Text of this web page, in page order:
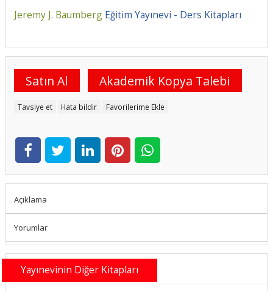
Jeremy J. Baumberg Eğitim Yayınevi - Ders Kitapları
Satın Al Akademik Kopya Talebi
Tavsiye et Hata bildir Favorilerime Ekle
Açıklama
Yorumlar
Yayınevinin Diğer Kitapları